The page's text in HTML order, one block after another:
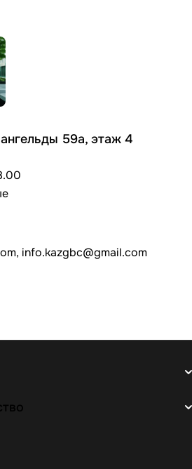
59а, этаж 4
info.kazgbc@gmail.com